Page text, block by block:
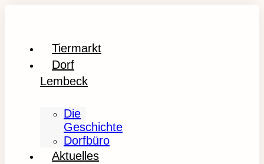
Tiermarkt
Dorf
Lembeck
Die
Geschichte
Dorfbüro
Aktuelles